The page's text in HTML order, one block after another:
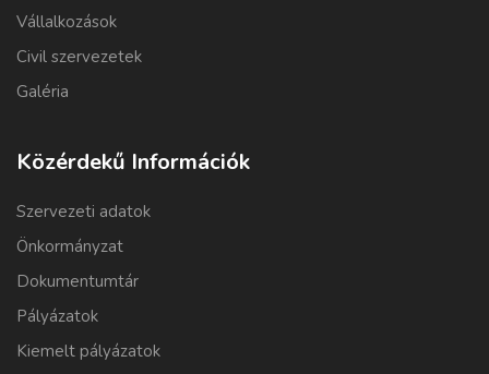
Vállalkozások
Civil szervezetek
Galéria
Közérdekű Információk
Szervezeti adatok
Önkormányzat
Dokumentumtár
Pályázatok
Kiemelt pályázatok